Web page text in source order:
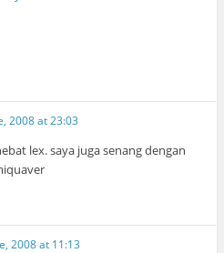
2008 at 23:03
lex. saya juga senang dengan
2008 at 11:13